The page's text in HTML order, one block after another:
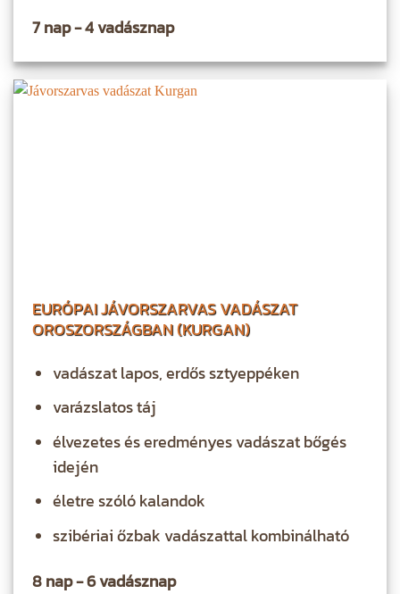
7 nap - 4 vadásznap
EURÓPAI JÁVORSZARVAS VADÁSZAT
OROSZORSZÁGBAN (KURGAN)
vadászat lapos, erdős sztyeppéken
varázslatos táj
élvezetes és eredményes vadászat bőgés
idején
életre szóló kalandok
szibériai őzbak vadászattal kombinálható
8 nap - 6 vadásznap